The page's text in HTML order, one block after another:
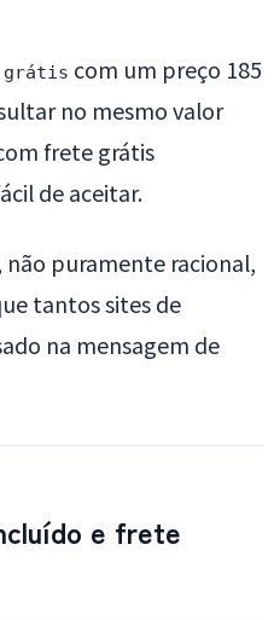
com um preço 185
no mesmo valor
frete grátis
de aceitar.
não puramente racional,
tantos sites de
na mensagem de
e frete